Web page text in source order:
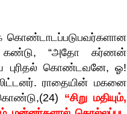
கொண்டாடப்படுபவர்களான
கண்டு, “அதோ கர்ணன்
புரிதல் கொண்டவனே, ஓ!
ராதையின் மகனை
“சிறு மதியும்,